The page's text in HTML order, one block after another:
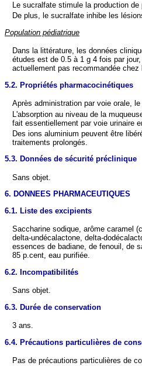
Le sucralfate stimule la production
De plus, le sucralfate inhibe les
Population pédiatrique
Dans la littérature, les données
études est de 0.5 à 1 g 4 fois par
actuellement pas recommandée
5.2. Propriétés pharmacocinétiques
Après administration par voie orale,
L'absorption au niveau de la
fait essentiellement par voie urinaire
Des ions aluminium peuvent être
traitements prolongés.
5.3. Données de sécurité préclinique
Sans objet.
6. DONNEES PHARMACEUTIQUES
6.1. Liste des excipients
Saccharine sodique, arôme caramel
delta-undécalactone, delta-
essences de badiane, de fenouil, de
85 p.cent, eau purifiée.
6.2. Incompatibilités
Sans objet.
6.3. Durée de conservation
3 ans.
6.4. Précautions particulières de
Pas de précautions particulières de